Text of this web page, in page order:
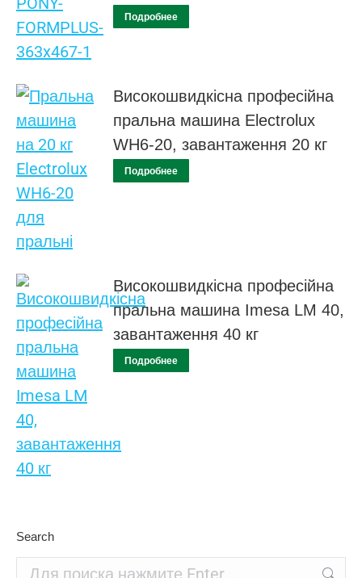
Подробнее
Високошвидкісна професійна
пральна машина Electrolux
WH6-20, завантаження 20 кг
Подробнее
Високошвидкісна професійна
пральна машина Imesa LM 40,
завантаження 40 кг
Подробнее
Search